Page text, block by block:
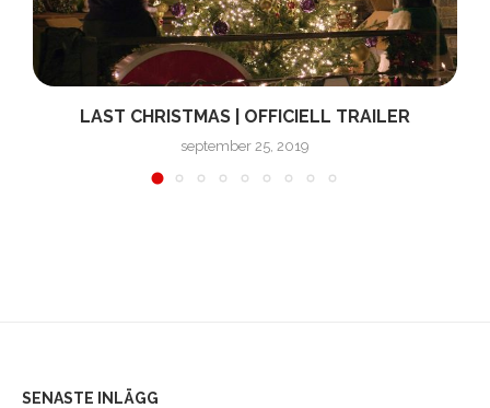
LAST CHRISTMAS | OFFICIELL TRAILER
september 25, 2019
SENASTE INLÄGG